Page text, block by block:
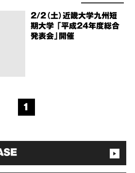
2/2（土）近畿大学九州短
期大学 「平成24年度総合
発表会」開催
1